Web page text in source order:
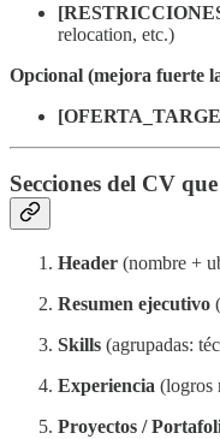
relocation, etc.)
Opcional (mejora fuerte
Secciones del CV
Header (nombre +
Resumen ejecutivo
Skills (agrupadas:
Experiencia (logros
Proyectos /